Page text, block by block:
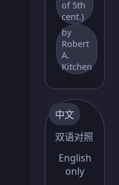
of 5th
cent.)
by
Robert
A.
Kitchen
中文
双语对照
English
only